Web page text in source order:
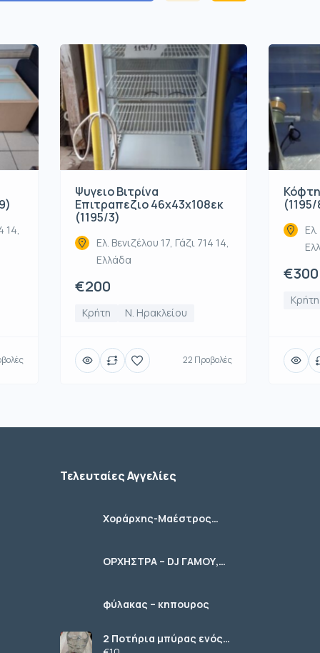
14,
Ψυγειο Βιτρίνα
Επιτραπεζιο 46x43x108εκ
(1195/3)
Ελ. Βενιζέλου 17, Γάζι 714 14,
Ελλάδα
€200
Κρήτη Ν. Ηρακλείου
22 Προβολές
€300
Κρήτη
Τελευταίες Αγγελίες
Χοράρχης-Μαέστρος
ΟΡΧΗΣΤΡΑ – DJ ΓΑΜΟΥ,
φύλακας – κηπουρος
2 Ποτήρια μπύρας ενός
λίτρου (1 L) γυάλινα με